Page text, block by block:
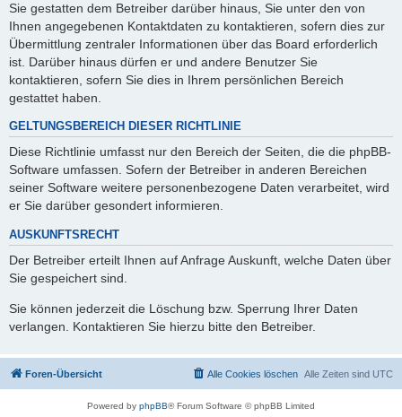
Sie gestatten dem Betreiber darüber hinaus, Sie unter den von
Ihnen angegebenen Kontaktdaten zu kontaktieren, sofern dies zur
Übermittlung zentraler Informationen über das Board erforderlich
ist. Darüber hinaus dürfen er und andere Benutzer Sie
kontaktieren, sofern Sie dies in Ihrem persönlichen Bereich
gestattet haben.
GELTUNGSBEREICH DIESER RICHTLINIE
Diese Richtlinie umfasst nur den Bereich der Seiten, die die phpBB-
Software umfassen. Sofern der Betreiber in anderen Bereichen
seiner Software weitere personenbezogene Daten verarbeitet, wird
er Sie darüber gesondert informieren.
AUSKUNFTSRECHT
Der Betreiber erteilt Ihnen auf Anfrage Auskunft, welche Daten über
Sie gespeichert sind.
Sie können jederzeit die Löschung bzw. Sperrung Ihrer Daten
verlangen. Kontaktieren Sie hierzu bitte den Betreiber.
Foren-Übersicht Alle Zeiten sind UTC
Alle Cookies löschen
Powered by phpBB® Forum Software © phpBB Limited